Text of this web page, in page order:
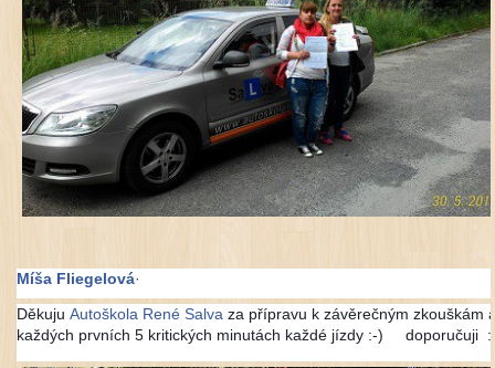
Míša Fliegelová·
Děkuju Autoškola René Salvaza přípravu k závěrečným zkouškám
každých prvních 5 kritických minutách každé jízdy :-)
doporučuji